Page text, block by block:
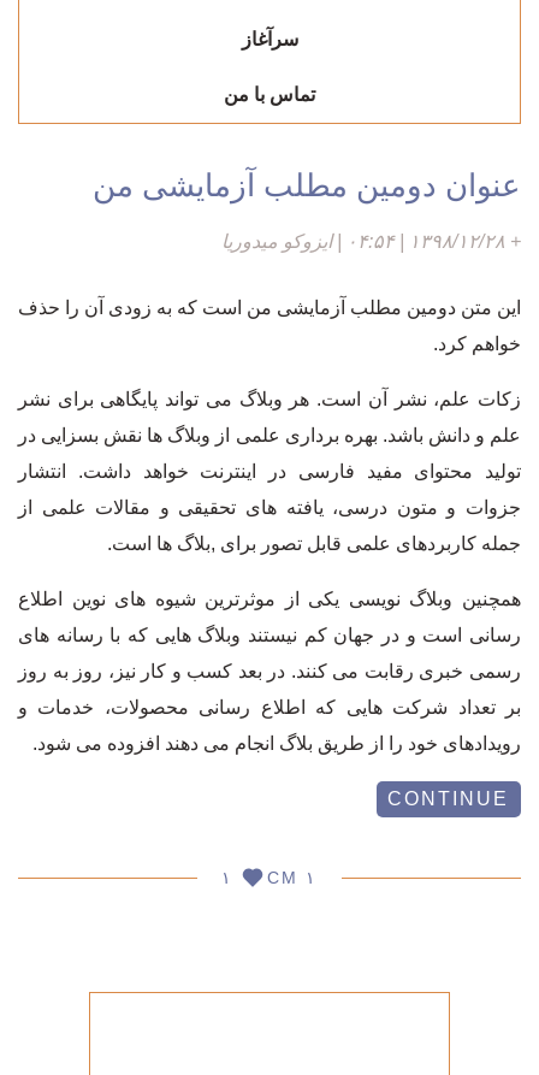
سرآغاز
تماس با من
عنوان دومین مطلب آزمایشی من
+
این متن دومین مطلب آزمایشی من است که به زودی آن را حذف
خواهم کرد.
زکات علم، نشر آن است. هر وبلاگ می تواند پایگاهی برای نشر
علم و دانش باشد. بهره برداری علمی از وبلاگ ها نقش بسزایی در
تولید محتوای مفید فارسی در اینترنت خواهد داشت. انتشار
جزوات و متون درسی، یافته های تحقیقی و مقالات علمی از
جمله کاربردهای علمی قابل تصور برای ,بلاگ ها است.
همچنین وبلاگ نویسی یکی از موثرترین شیوه های نوین اطلاع
رسانی است و در جهان کم نیستند وبلاگ هایی که با رسانه های
رسمی خبری رقابت می کنند. در بعد کسب و کار نیز، روز به روز
بر تعداد شرکت هایی که اطلاع رسانی محصولات، خدمات و
رویدادهای خود را از طریق بلاگ انجام می دهند افزوده می شود.
CONTINUE
۱ CM ۱